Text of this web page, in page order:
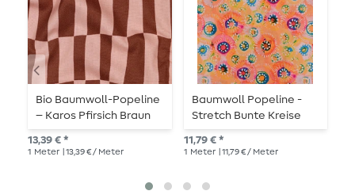
Bio Baumwoll-Popeline
– Karos Pfirsich Braun
13,39 € *
1 Meter | 13,39 € / Meter
Baumwoll Popeline -
Stretch Bunte Kreise
Orange
11,79 € *
1 Meter | 11,79 € / Meter